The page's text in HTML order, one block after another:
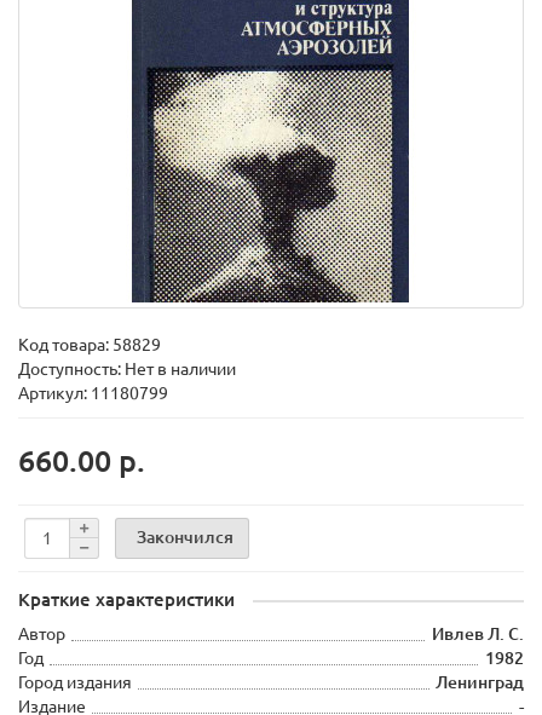
Код товара: 58829
Доступность: Нет в наличии
Артикул: 11180799
660.00 р.
Закончился
Краткие характеристики
Автор
Ивлев Л. С.
Год
1982
Город издания
Ленинград
Издание
-